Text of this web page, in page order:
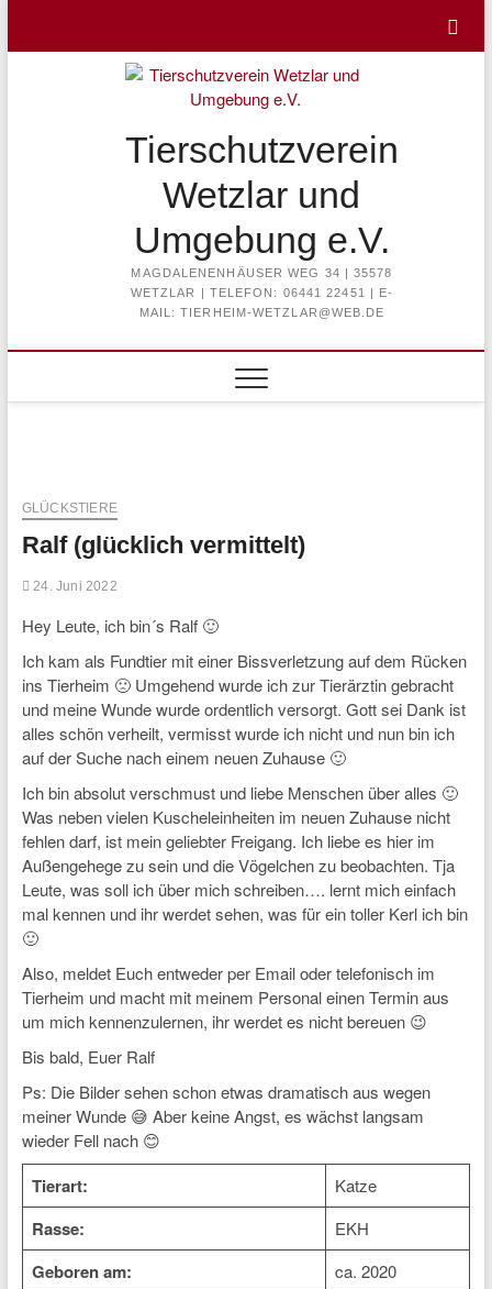
content
Tierschutzverein
Wetzlar und
Umgebung e.V.
MAGDALENENHÄUSER WEG 34 | 35578
WETZLAR | TELEFON: 06441 22451 | E-
MAIL: TIERHEIM-WETZLAR@WEB.DE
GLÜCKSTIERE
Ralf (glücklich vermittelt)
24. Juni 2022
Hey Leute, ich bin´s Ralf 🙂
Ich kam als Fundtier mit einer Bissverletzung auf dem Rücken
ins Tierheim 🙁 Umgehend wurde ich zur Tierärztin gebracht
und meine Wunde wurde ordentlich versorgt. Gott sei Dank ist
alles schön verheilt, vermisst wurde ich nicht und nun bin ich
auf der Suche nach einem neuen Zuhause 🙂
Ich bin absolut verschmust und liebe Menschen über alles 🙂
Was neben vielen Kuscheleinheiten im neuen Zuhause nicht
fehlen darf, ist mein geliebter Freigang. Ich liebe es hier im
Außengehege zu sein und die Vögelchen zu beobachten. Tja
Leute, was soll ich über mich schreiben…. lernt mich einfach
mal kennen und ihr werdet sehen, was für ein toller Kerl ich bin
🙂
Also, meldet Euch entweder per Email oder telefonisch im
Tierheim und macht mit meinem Personal einen Termin aus
um mich kennenzulernen, ihr werdet es nicht bereuen 😉
Bis bald, Euer Ralf
Ps: Die Bilder sehen schon etwas dramatisch aus wegen
meiner Wunde 😅 Aber keine Angst, es wächst langsam
wieder Fell nach 😊
Tierart: Katze
Rasse: EKH
Geboren am: ca. 2020